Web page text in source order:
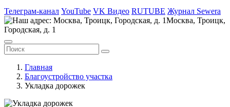
Телеграм-канал YouTube VK Видео RUTUBE Журнал Sewera
Москва, Троицк,
Городская, д. 1
Главная
Благоустройство участка
Укладка дорожек